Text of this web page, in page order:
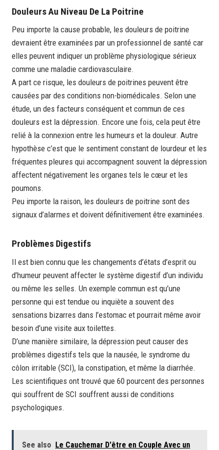
Douleurs Au Niveau De La Poitrine
Peu importe la cause probable, les douleurs de poitrine
devraient être examinées par un professionnel de santé car
elles peuvent indiquer un problème physiologique sérieux
comme une maladie cardiovasculaire.
A part ce risque, les douleurs de poitrines peuvent être
causées par des conditions non-biomédicales. Selon une
étude, un des facteurs conséquent et commun de ces
douleurs est la dépression. Encore une fois, cela peut être
relié à la connexion entre les humeurs et la douleur. Autre
hypothèse c’est que le sentiment constant de lourdeur et les
fréquentes pleures qui accompagnent souvent la dépression
affectent négativement les organes tels le cœur et les
poumons.
Peu importe la raison, les douleurs de poitrine sont des
signaux d’alarmes et doivent définitivement être examinées.
Problèmes Digestifs
Il est bien connu que les changements d’états d’esprit ou
d’humeur peuvent affecter le système digestif d’un individu
ou même les selles. Un exemple commun est qu’une
personne qui est tendue ou inquiète a souvent des
sensations bizarres dans l’estomac et pourrait même avoir
besoin d’une visite aux toilettes.
D’une manière similaire, la dépression peut causer des
problèmes digestifs tels que la nausée, le syndrome du
côlon irritable (SCI), la constipation, et même la diarrhée.
Les scientifiques ont trouvé que 60 pourcent des personnes
qui souffrent de SCI souffrent aussi de conditions
psychologiques.
See also Le Cauchemar D'être en Couple Avec un